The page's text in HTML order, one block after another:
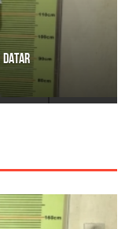
Diminati Polri, TNI,